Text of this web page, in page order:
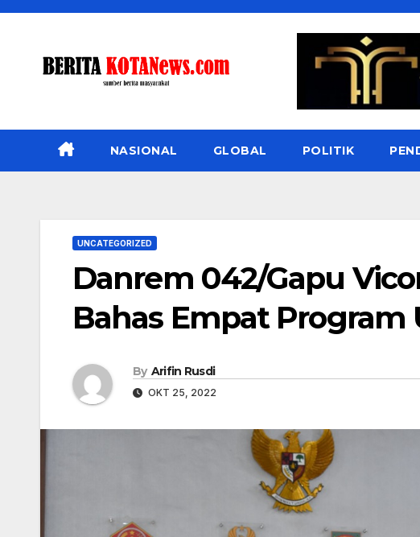
Skip
content
NASIONAL GLOBAL POLITIK
UNCATEGORIZED
Danrem 042/Gapu
Bahas Empat
By Arifin Rusdi
OKT 25, 2022